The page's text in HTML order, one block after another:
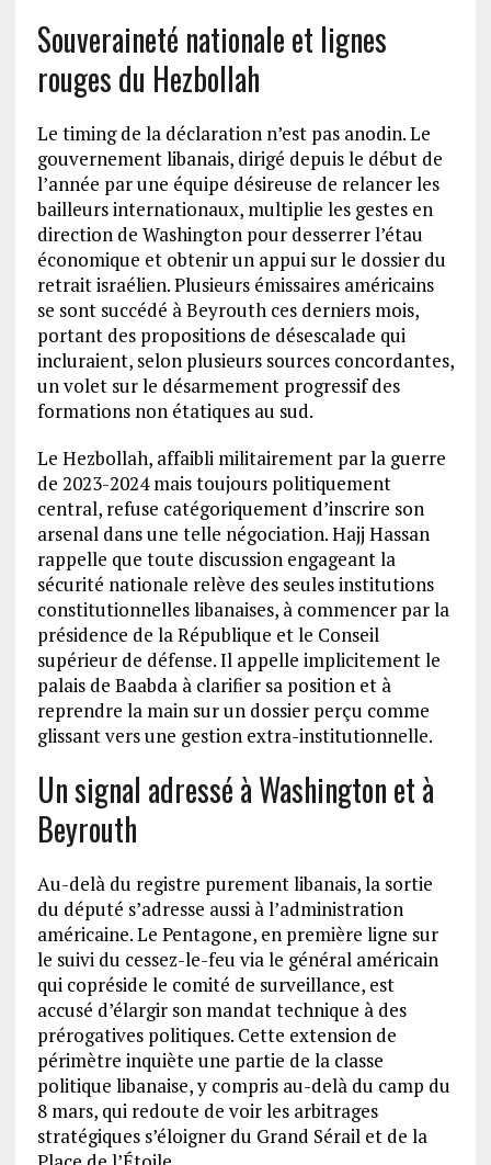
Souveraineté nationale et lignes
rouges du Hezbollah
Le timing de la déclaration n’est pas anodin. Le
gouvernement libanais, dirigé depuis le début de
l’année par une équipe désireuse de relancer les
bailleurs internationaux, multiplie les gestes en
direction de Washington pour desserrer l’étau
économique et obtenir un appui sur le dossier du
retrait israélien. Plusieurs émissaires américains
se sont succédé à Beyrouth ces derniers mois,
portant des propositions de désescalade qui
incluraient, selon plusieurs sources concordantes,
un volet sur le désarmement progressif des
formations non étatiques au sud.
Le Hezbollah, affaibli militairement par la guerre
de 2023-2024 mais toujours politiquement
central, refuse catégoriquement d’inscrire son
arsenal dans une telle négociation. Hajj Hassan
rappelle que toute discussion engageant la
sécurité nationale relève des seules institutions
constitutionnelles libanaises, à commencer par la
présidence de la République et le Conseil
supérieur de défense. Il appelle implicitement le
palais de Baabda à clarifier sa position et à
reprendre la main sur un dossier perçu comme
glissant vers une gestion extra-institutionnelle.
Un signal adressé à Washington et à
Beyrouth
Au-delà du registre purement libanais, la sortie
du député s’adresse aussi à l’administration
américaine. Le Pentagone, en première ligne sur
le suivi du cessez-le-feu via le général américain
qui copréside le comité de surveillance, est
accusé d’élargir son mandat technique à des
prérogatives politiques. Cette extension de
périmètre inquiète une partie de la classe
politique libanaise, y compris au-delà du camp du
8 mars, qui redoute de voir les arbitrages
stratégiques s’éloigner du Grand Sérail et de la